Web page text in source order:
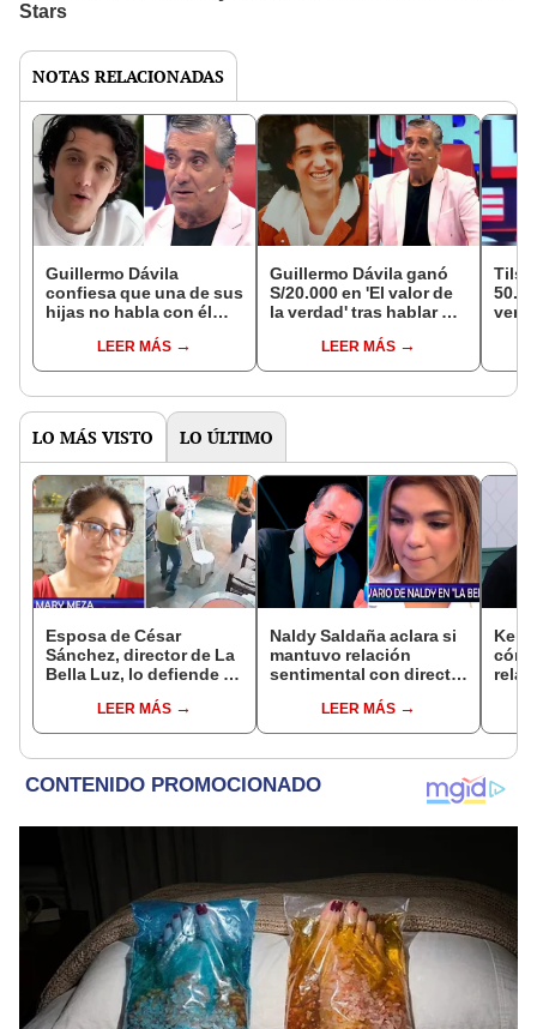
NOTAS RELACIONADAS
Guillermo Dávila
confiesa que una de sus
hijas no habla con él
el caso de Vasco
Madueño: "Está brava
LEER MÁS
Guillermo Dávila ganó
S/20.000 en 'El valor de
la verdad' tras hablar de
Fujimori y su romance
con Denisse Dibós
LEER MÁS
Tilsa
LO MÁS VISTO LO ÚLTIMO
Esposa de César
Sánchez, director de La
Bella Luz, lo defiende y
relación clandestina
con Naldy Saldaña:
LEER MÁS
Naldy Saldaña aclara si
mantuvo relación
sentimental con director
denunciarlo por
tocamientos: “Me
LEER MÁS